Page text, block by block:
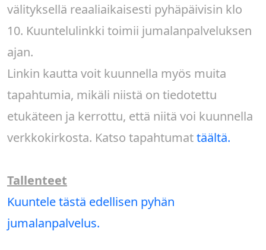
välityksellä reaaliaikaisesti pyhäpäivisin klo
10. Kuuntelulinkki toimii jumalanpalveluksen
ajan.
Linkin kautta voit kuunnella myös muita
tapahtumia, mikäli niistä on tiedotettu
etukäteen ja kerrottu, että niitä voi kuunnella
verkkokirkosta. Katso tapahtumattäältä.
Tallenteet
Kuuntele tästä edellisen pyhän
jumalanpalvelus.